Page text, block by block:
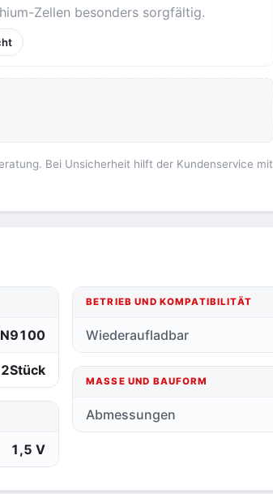
Zellen besonders sorgfältig.
Bei Unsicherheit hilft der Kundenservice mit
2Stück
1,5 V
BETRIEB UND KOMPATIBILITÄT
Wiederaufladbar
MASSE UND BAUFORM
Abmessungen